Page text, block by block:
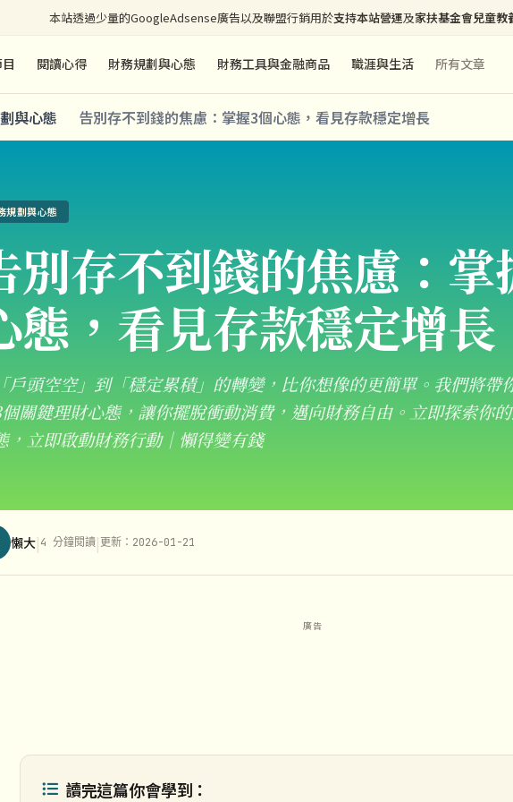
本站透過少量的GoogleAdsense廣告以及聯盟行銷用於支持本站營運及家扶基金會兒童教
閱讀心得 財務規劃與心態 財務工具與金融商品 職涯與生活 所有文章
與心態 告別存不到錢的焦慮：掌握3個心態，看見存款穩定增長
規劃與心態
別存不到錢的焦慮：
態，看見存款穩定增長
戶頭空空」到「穩定累積」的轉變，比你想像的更簡單。我們將帶
關鍵理財心態，讓你擺脫衝動消費，邁向財務自由。立即探索你
，立即啟動財務行動｜懶得變有錢
懶大|4 分鐘閱讀|更新：2026-01-21
讀完這篇你會學到：